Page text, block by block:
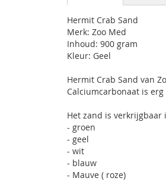
Hermit Crab Sand
Merk: Zoo Med
Inhoud: 900 gram
Kleur: Geel
Hermit Crab Sand van
Calciumcarbonaat is
Het zand is
- groen
- geel
- wit
- blauw
- Mauve ( roze)